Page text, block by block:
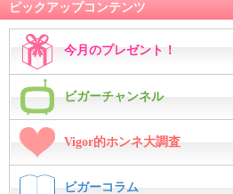
ピックアップコンテンツ
今月のプレゼント！
ビガーチャンネル
Vigor的ホンネ大調査
ビガーコラム